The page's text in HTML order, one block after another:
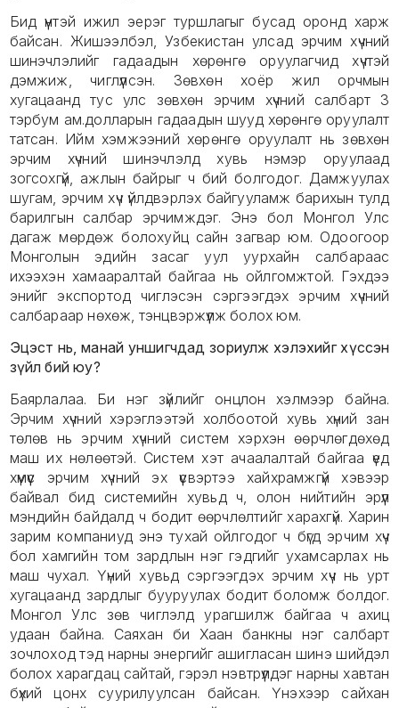
Бид үүнтэй ижил эерэг туршлагыг бусад оронд харж
байсан. Жишээлбэл, Узбекистан улсад эрчим хүчний
шинэчлэлийг гадаадын хөрөнгө оруулагчид хүчтэй
дэмжиж, чиглүүлсэн. Зөвхөн хоёр жил орчмын
хугацаанд тус улс зөвхөн эрчим хүчний салбарт 3
тэрбум ам.долларын гадаадын шууд хөрөнгө оруулалт
татсан. Ийм хэмжээний хөрөнгө оруулалт нь зөвхөн
эрчим хүчний шинэчлэлд хувь нэмэр оруулаад
зогсохгүй, ажлын байрыг ч бий болгодог. Дамжуулах
шугам, эрчим хүч үйлдвэрлэх байгууламж барихын тулд
барилгын салбар эрчимждэг. Энэ бол Монгол Улс
дагаж мөрдөж болохуйц сайн загвар юм. Одоогоор
Монголын эдийн засаг уул уурхайн салбараас
ихээхэн хамааралтай байгаа нь ойлгомжтой. Гэхдээ
энийг экспортод чиглэсэн сэргээгдэх эрчим хүчний
салбараар нөхөж, тэнцвэржүүлж болох юм.
Эцэст нь, манай уншигчдад зориулж хэлэхийг хүссэн
зүйл бий юу?
Баярлалаа. Би нэг зүйлийг онцлон хэлмээр байна.
Эрчим хүчний хэрэглээтэй холбоотой хувь хүний зан
төлөв нь эрчим хүчний систем хэрхэн өөрчлөгдөхөд
маш их нөлөөтэй. Систем хэт ачаалалтай байгаа үед
хүмүүс эрчим хүчний эх үүсвэртээ хайхрамжгүй хэвээр
байвал бид системийн хувьд ч, олон нийтийн эрүүл
мэндийн байдалд ч бодит өөрчлөлтийг харахгүй. Харин
зарим компаниуд энэ тухай ойлгодог ч бүгд эрчим хүч
бол хамгийн том зардлын нэг гэдгийг ухамсарлах нь
маш чухал. Үүний хувьд сэргээгдэх эрчим хүч нь урт
хугацаанд зардлыг бууруулах бодит боломж болдог.
Монгол Улс зөв чиглэлд урагшилж байгаа ч ахиц
удаан байна. Саяхан би Хаан банкны нэг салбарт
зочлоход тэд нарны энергийг ашигласан шинэ шийдэл
болох харагдац сайтай, гэрэл нэвтрүүлдэг нарны хавтан
бүхий цонх суурилуулсан байсан. Үнэхээр сайхан